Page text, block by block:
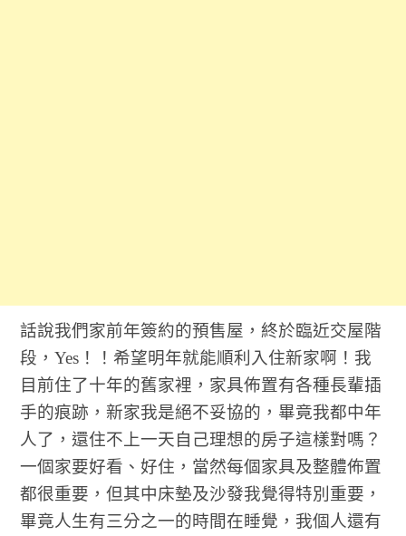
話說我們家前年簽約的預售屋，終於臨近交屋階
段，Yes！！希望明年就能順利入住新家啊！我
目前住了十年的舊家裡，家具佈置有各種長輩插
手的痕跡，新家我是絕不妥協的，畢竟我都中年
人了，還住不上一天自己理想的房子這樣對嗎？
一個家要好看、好住，當然每個家具及整體佈置
都很重要，但其中床墊及沙發我覺得特別重要，
畢竟人生有三分之一的時間在睡覺，我個人還有